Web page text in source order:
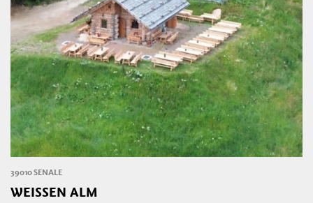
39010 SENALE
WEISSEN ALM